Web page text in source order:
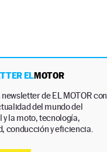
ELMOTOR
de EL MOTOR con
del mundo del
y la moto, tecnología,
conducción y eficiencia.